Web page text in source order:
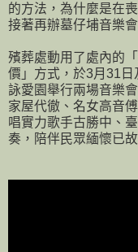
的方法，為什麼是在
接著再辦墓仔埔音樂
殯葬處動用了處內的
價」方式，於3月31
詠愛園舉行兩場音樂
家屋代徹、名女高音
唱實力歌手古勝中、
奏，陪伴民眾緬懷已故